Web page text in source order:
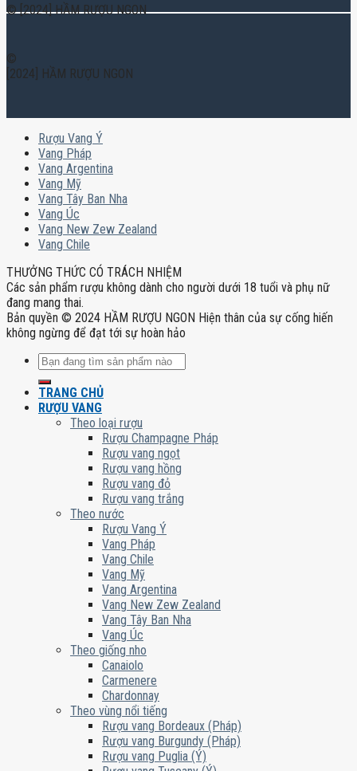
© [2024] HẦM RƯỢU NGON
©
[2024] HẦM RƯỢU NGON
Rượu Vang Ý
Vang Pháp
Vang Argentina
Vang Mỹ
Vang Tây Ban Nha
Vang Úc
Vang New Zew Zealand
Vang Chile
THƯỞNG THỨC CÓ TRÁCH NHIỆM
Các sản phẩm rượu không dành cho người dưới 18 tuổi và phụ nữ
đang mang thai.
Bản quyền © 2024 HẦM RƯỢU NGON Hiện thân của sự cống hiến
không ngừng để đạt tới sự hoàn hảo
Tìm
kiếm:
TRANG CHỦ
RƯỢU VANG
Theo loại rượu
Rượu Champagne Pháp
Rượu vang ngọt
Rượu vang hồng
Rượu vang đỏ
Rượu vang trắng
Theo nước
Rượu Vang Ý
Vang Pháp
Vang Chile
Vang Mỹ
Vang Argentina
Vang New Zew Zealand
Vang Tây Ban Nha
Vang Úc
Theo giống nho
Canaiolo
Carmenere
Chardonnay
Theo vùng nổi tiếng
Rượu vang Bordeaux (Pháp)
Rượu vang Burgundy (Pháp)
Rượu vang Puglia (Ý)